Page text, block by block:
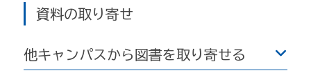
資料の取り寄せ
他キャンパスから図書を取り寄せる